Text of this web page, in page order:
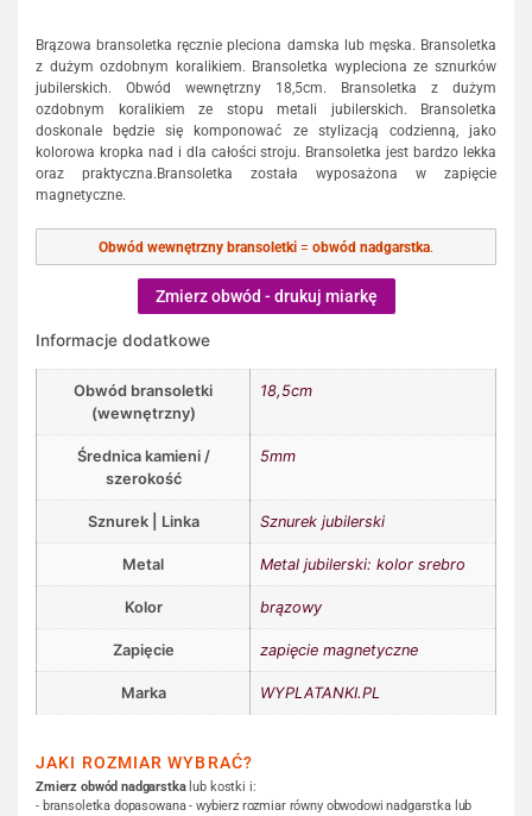
Brązowa bransoletka ręcznie pleciona damska lub męska. Bransoletka
z dużym ozdobnym koralikiem. Bransoletka wypleciona ze sznurków
jubilerskich. Obwód wewnętrzny 18,5cm. Bransoletka z dużym
ozdobnym koralikiem ze stopu metali jubilerskich. Bransoletka
doskonale będzie się komponować ze stylizacją codzienną, jako
kolorowa kropka nad i dla całości stroju. Bransoletka jest bardzo lekka
oraz praktyczna.Bransoletka została wyposażona w zapięcie
magnetyczne.
Obwód wewnętrzny bransoletki = obwód nadgarstka.
Zmierz obwód - drukuj miarkę
Informacje dodatkowe
Obwód bransoletki
(wewnętrzny)
18,5cm
Średnica kamieni /
szerokość
5mm
Sznurek | Linka Sznurek jubilerski
Metal Metal jubilerski: kolor srebro
Kolor brązowy
Zapięcie zapięcie magnetyczne
Marka WYPLATANKI.PL
JAKI ROZMIAR WYBRAĆ?
Zmierz obwód nadgarstkalub kostki i:
- bransoletka dopasowana - wybierz rozmiar równy obwodowi nadgarstka lub